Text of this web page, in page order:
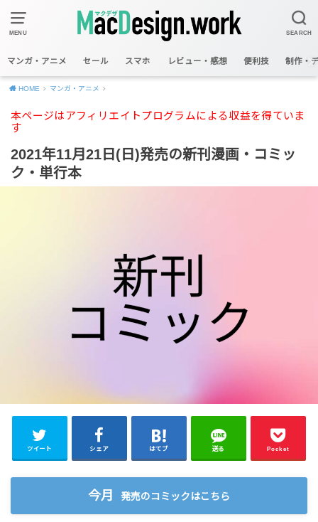
MENU SEARCH
マンガ・アニメ セール スマホ レビュー・感想 便利技 制作・
HOME マンガ・アニメ
本ページはアフィリエイトプログラムによる収益を得ていま
す
2021年11月21日(日)発売の新刊漫画・コミッ
ク・単行本
ツイート シェア はてブ 送る Pocket
今月 発売のコミックはこちら